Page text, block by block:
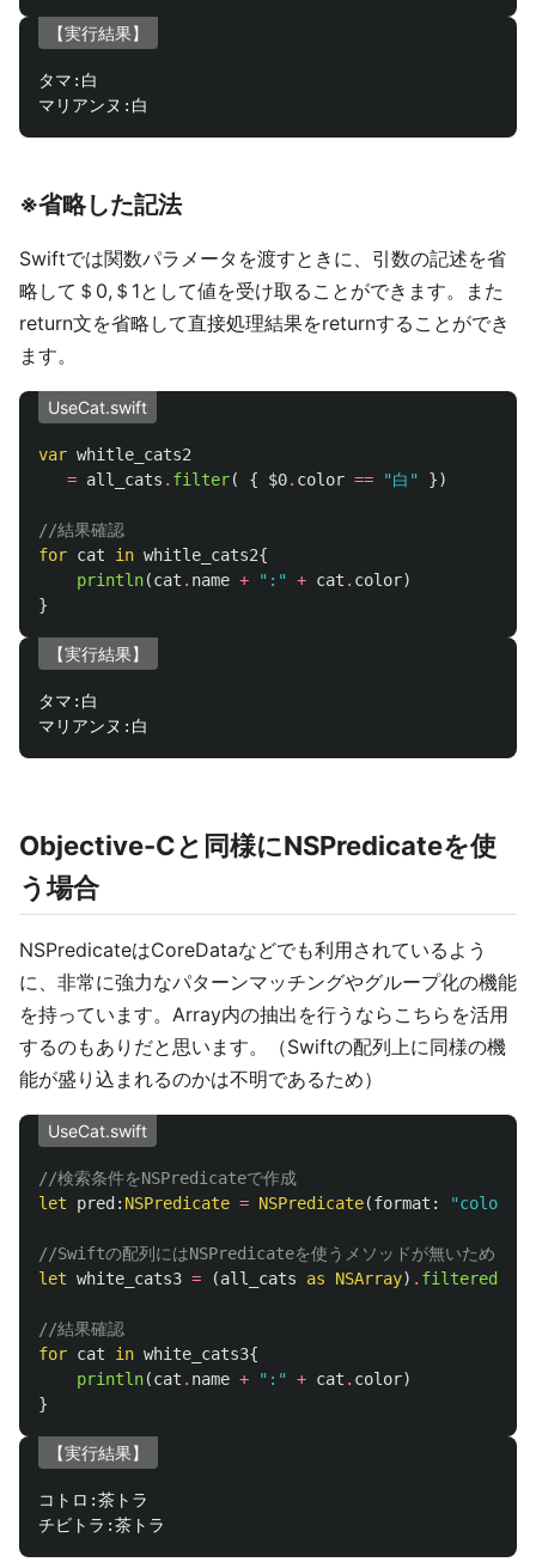
【実行結果】
タマ : 白
マリアンヌ :
※省略した記法
Swiftでは関数パラメータを渡すときに、引数の記述を省
略して＄0,＄1として値を受け取ることができます。また
return文を省略して直接処理結果をreturnすることができ
ます。
UseCat.swift
var whitle_cats2
= all_cats . filter( { $0. color == "白" })
//結果確認
for cat in whitle_cats2{
println(cat . name + ":" + cat . color)
}
【実行結果】
タマ : 白
マリアンヌ :
Objective-Cと同様にNSPredicateを使
う場合
NSPredicateはCoreDataなどでも利用されているよう
に、非常に強力なパターンマッチングやグループ化の機能
を持っています。Array内の抽出を行うならこちらを活用
するのもありだと思います。（Swiftの配列上に同様の機
能が盛り込まれるのかは不明であるため）
UseCat.swift
//検索条件をNSPredicateで作成
let
pred : NSPredicate = NSPredicate(format : "color
//Swiftの配列にはNSPredicateを使うメソッドが無いため、
let white_cats3 = (all_cats as NSArray) .
//結果確認
for cat in white_cats3{
println(cat . name + ":" + cat . color)
}
【実行結果】
コトロ :茶トラ
チビトラ :